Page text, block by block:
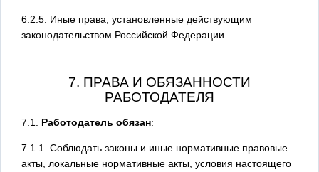
6.2.5. Иные права, установленные действующим
законодательством Российской Федерации.
7. ПРАВА И ОБЯЗАННОСТИ
РАБОТОДАТЕЛЯ
7.1. Работодатель обязан:
7.1.1. Соблюдать законы и иные нормативные правовые
акты, локальные нормативные акты, условия настоящего